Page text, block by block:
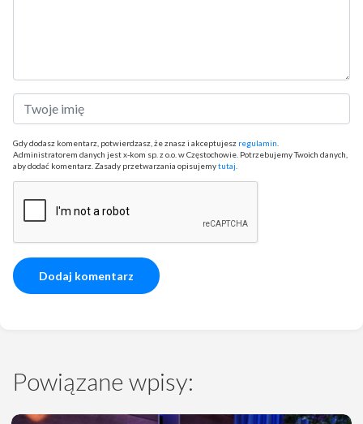
Gdy dodasz komentarz, potwierdzasz, że znasz i akceptujesz regulamin
Administratorem danych jest x-kom sp. z o.o. w Częstochowie. Potrzebujemy Twoich danych,
aby dodać komentarz. Zasady przetwarzania opisujemytutaj
Powiązane wpisy: